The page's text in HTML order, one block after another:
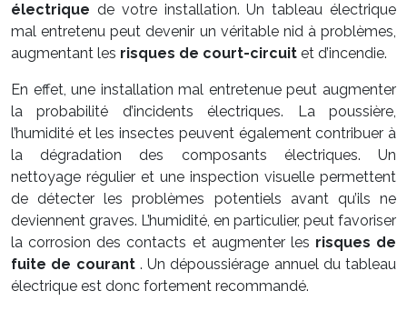
électrique de votre installation. Un tableau électrique
mal entretenu peut devenir un véritable nid à problèmes,
augmentant les risques de court-circuit et d’incendie.
En effet, une installation mal entretenue peut augmenter
la probabilité d’incidents électriques. La poussière,
l’humidité et les insectes peuvent également contribuer à
la dégradation des composants électriques. Un
nettoyage régulier et une inspection visuelle permettent
de détecter les problèmes potentiels avant qu’ils ne
deviennent graves. L’humidité, en particulier, peut favoriser
la corrosion des contacts et augmenter les risques de
fuite de courant . Un dépoussiérage annuel du tableau
électrique est donc fortement recommandé.